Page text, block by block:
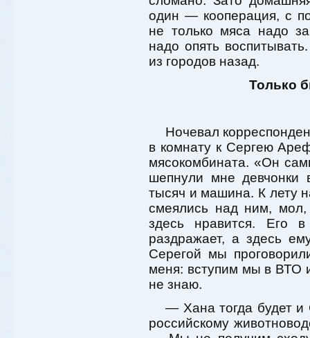
один — кооперация, с
не только мяса надо
надо опять
из городов назад.
Только
Ночевал
в комнату к Сергею
мясокомбината. «Он
шепнули мне девчонки
тысяч и машина. К лету
смеялись над ним,
здесь нравится. Его
раздражает, а здесь
Серегой мы
меня: вступим мы в ВТО
не знаю.
— Хана тогда будет и
российскому